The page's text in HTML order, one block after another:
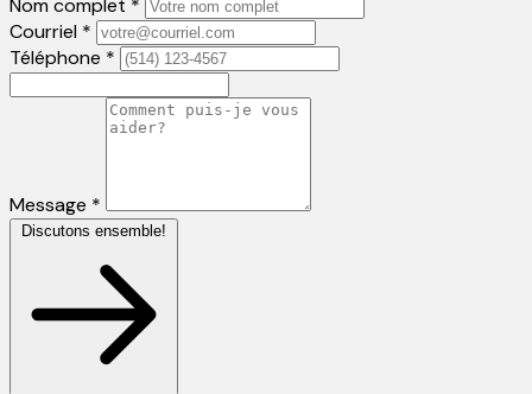
Nom complet *
Courriel *
Téléphone *
Message *
Discutons ensemble!